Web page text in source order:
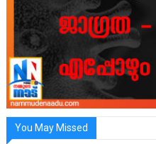
You May Missed